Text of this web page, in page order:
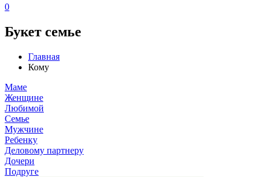
0
Букет семье
Главная
Кому
Маме
Женщине
Любимой
Семье
Мужчине
Ребенку
Деловому партнеру
Дочери
Подруге